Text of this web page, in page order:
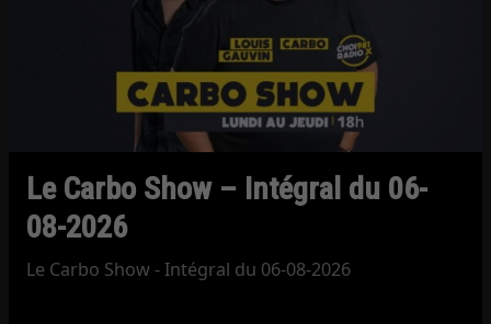
Le Carbo Show – Intégral du 06-
08-2026
Le Carbo Show - Intégral du 06-08-2026